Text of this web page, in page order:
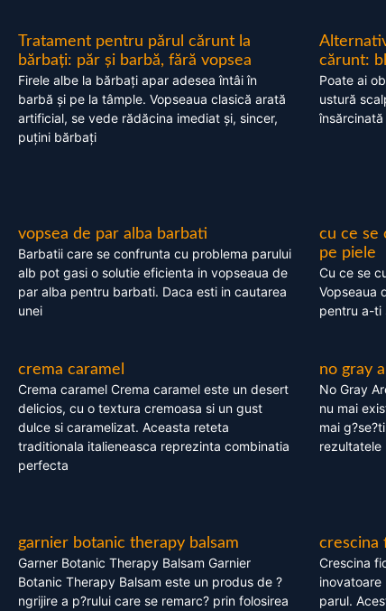
Tratament pentru părul cărunt la
bărbați: păr și barbă, fără vopsea
Firele albe la bărbați apar adesea întâi în
barbă și pe la tâmple. Vopseaua clasică arată
artificial, se vede rădăcina imediat și, sincer,
puțini bărbați
cărunt:
Poate ai
ustură
vopsea de par alba barbati
Barbatii care se confrunta cu problema parului
alb pot gasi o solutie eficienta in vopseaua de
par alba pentru barbati. Daca esti in cautarea
unei
cu ce se
pe piele
Cu ce se
Vopseaua
pentru a-ti
crema caramel
Crema caramel Crema caramel este un desert
delicios, cu o textura cremoasa si un gust
dulce si caramelizat. Aceasta reteta
traditionala italieneasca reprezinta combinatia
perfecta
no gray
No Gray
nu mai
mai
rezultatele
garnier botanic therapy balsam
Garner Botanic Therapy Balsam Garnier
Botanic Therapy Balsam este un produs de ?
ngrijire a p?rului care se remarc? prin folosirea
crescina
Crescina
parul.